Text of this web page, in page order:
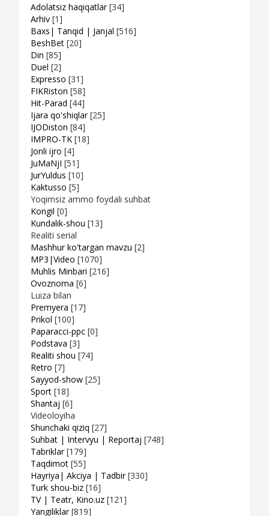
Adolatsiz haqiqatlar [34]
Arhiv [1]
Baxs| Tanqid | Janjal [516]
BeshBet [20]
Din [85]
Duel [2]
Expresso [31]
FIKRiston [58]
Hit-Parad [44]
Ijara qo'shiqlar [25]
IJODiston [84]
IMPRO-TK [18]
Jonli ijro [4]
JuMaNjI [51]
JurYuldus [10]
Kaktusso [5]
Yoqimsiz ammo foydali suhbat
Kongil [0]
Kundalik-shou [13]
Realiti serial
Mashhur ko'targan mavzu [2]
MP3|Video [1070]
Muhlis Minbari [216]
Ovoznoma [6]
Luiza bilan
Premyera [17]
Prikol [100]
Paparacci-ppc [0]
Podstava [3]
Realiti shou [74]
Retro [7]
Sayyod-show [25]
Sport [18]
Shantaj [6]
Videoloyiha
Shunchaki qiziq [27]
Suhbat | Intervyu | Reportaj [748]
Tabriklar [179]
Taqdimot [55]
Hayriya| Akciya | Tadbir [330]
Turk shou-biz [16]
TV | Teatr, Kino.uz [121]
Yangiliklar [819]